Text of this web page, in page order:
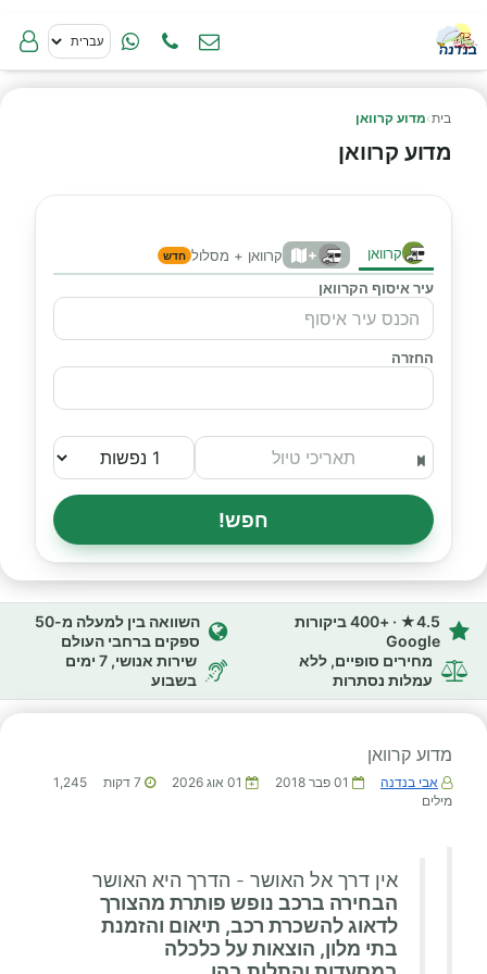
בית›מדוע קרוואן
מדוע קרוואן
קרוואן + קרוואן + מסלול חדש
עיר איסוף הקרוואן
החזרה
חפש!
4.5★ · +400 ביקורות
Google
השוואה בין למעלה מ-50
ספקים ברחבי העולם
מחירים סופיים, ללא
עמלות נסתרות
שירות אנושי, 7 ימים
בשבוע
מדוע קרוואן
אבי בנדנה 01 פבר 2018 01 אוג 2026 7 דקות
1,245
מילים
אין דרך אל האושר - הדרך היא האושר
הבחירה ברכב נופש פותרת מהצורך
לדאוג להשכרת רכב, תיאום והזמנת
בתי מלון, הוצאות על כלכלה